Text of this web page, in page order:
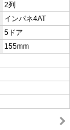
2列
インパネ4AT
5ドア
155mm